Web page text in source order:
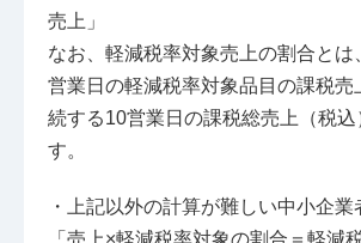
売上」
なお、軽減税率対象売上の割合とは
営業日の軽減税率対象品目の課税売
続する10営業日の課税総売上（税
す。
・上記以外の計算が難しい中小企業
「売上×軽減税率対象の割合＝軽減